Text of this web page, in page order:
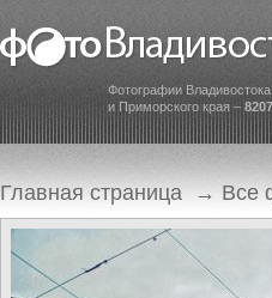
Фотографии Владивостока
и Приморского края – 8207
Главная страница → Все